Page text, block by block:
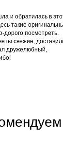
и обратилась в
такие
дорого посмотреть.
свежие,
дружелюбный,